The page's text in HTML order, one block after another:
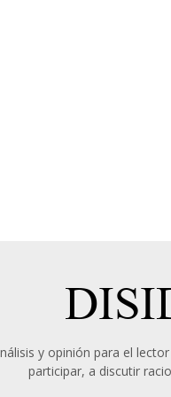
y opinión para el
participar, a discutir